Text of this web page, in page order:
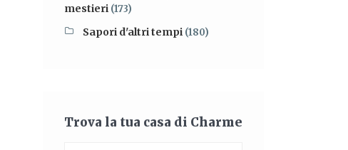
mestieri (173)
Sapori d'altri tempi (180)
Trova la tua casa di Charme